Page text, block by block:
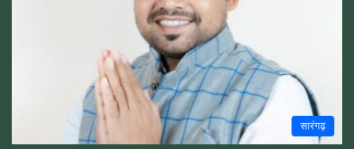
सारंगढ़